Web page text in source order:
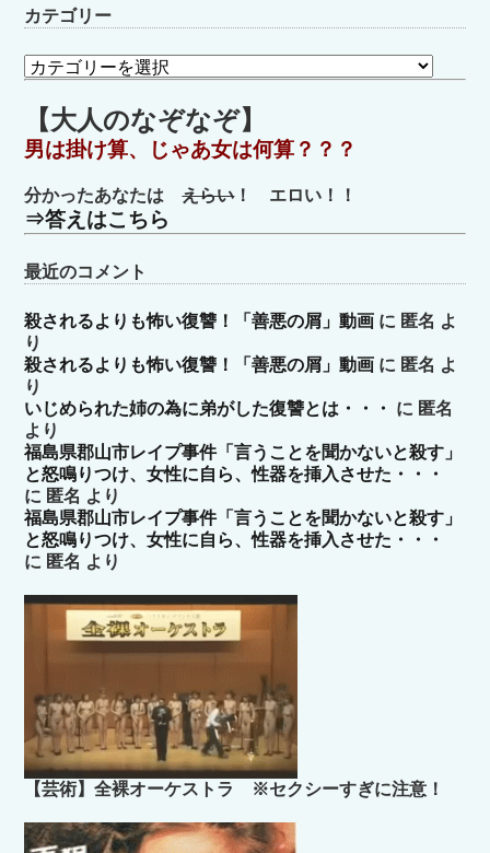
カテゴリー
カ
テ
ゴ
リ
ー
【大人のなぞなぞ】
男は掛け算、じゃあ女は何算？？？
分かったあなたはえらい！ エロい！！
⇒答えはこちら
最近のコメント
殺されるよりも怖い復讐！「善悪の屑」動画 に 匿名 よ
り
殺されるよりも怖い復讐！「善悪の屑」動画 に 匿名 よ
り
いじめられた姉の為に弟がした復讐とは・・・
に 匿名
より
福島県郡山市レイプ事件「言うことを聞かないと殺す」
と怒鳴りつけ、女性に自ら、性器を挿入させた・・・
に 匿名 より
福島県郡山市レイプ事件「言うことを聞かないと殺す」
と怒鳴りつけ、女性に自ら、性器を挿入させた・・・
に 匿名 より
【芸術】全裸オーケストラ ※セクシーすぎに注意！